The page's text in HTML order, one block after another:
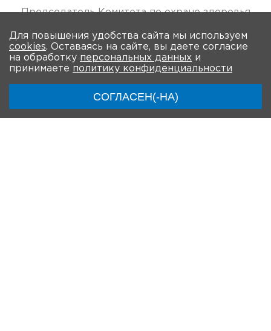
Председатель Комитета по охране здоровья
Федерации
Для повышения удобства сайта мы используем
cookies. Оставаясь на сайте, вы даете согласие
на обработку персональных данных и
принимаете политику конфиденциальности
СОГЛАСЕН(-НА)